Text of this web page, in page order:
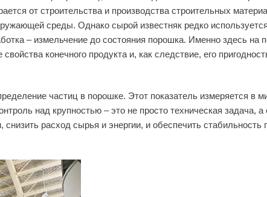
от строительства и производства строительных
среды. Однако сырой известняк редко
– измельчение до состояния порошка. Именно здесь на
конечного продукта и, как следствие, его
частиц в порошке. Этот показатель измеряется в
над крупностью – это не просто техническая задача, а
расход сырья и энергии, и обеспечить стабильность